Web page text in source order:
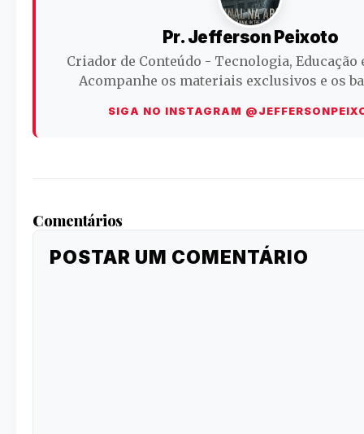
Pr. Jefferson Peixoto
Criador de Conteúdo - Tecnologia, Educação
Acompanhe os materiais exclusivos e os
SIGA NO INSTAGRAM
Comentários
POSTAR UM COMENTÁRIO